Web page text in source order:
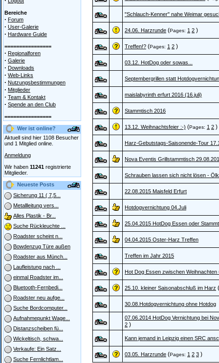
Bereiche
· Forum
· User-Galerie
· Hardware Guide
================
· Regionalforen
· Galerie
· Downloads
· Web-Links
· Nutzungsbestimmungen
· Mitglieder
· Team & Kontakt
· Spende an den Club
================
Wer ist online?
Aktuell sind hier 1108 Besucher
und 1 Mitglied online.
Anmeldung
Wir haben 11241 registrierte
Mitglieder.
Neueste Posts
Sicherung 11 ( 7,5...
Metallleitung vers...
Alles Plastik - Br...
Suche Rückleuchte ...
Roadster scheint n...
Bowdenzug Türe außen
Roadster aus Münch...
Laufleistung nach ...
einmal Roadster im...
Bluetooth-Fernbedi...
Roadster neu aufge...
Suche Bordcomputer...
Aufnahmepunkt Wage...
Distanzscheiben fü...
Wickeltisch, schwa...
Verkaufe: Ein Satz...
Suche Fernlichtlam...
"Schlauch-Kenner" nahe Weimar
24.06. Harzrunde (Pages: 1 2 )
Treffen!? (Pages: 1 2 )
03.12. HotDog oder sowas...
Septembergrillen statt
maislabyrinth erfurt 2016 (16.juli)
Stammtisch 2016
13.12. Weihnachtsfeier :-) (Pages: 1 2 )
Harz-Gebutstags-Saisonende-Tour
Nova Eventis Grillstammtisch
Schrauben lassen sich nicht lösen -
22.08.2015 Maisfeld Erfurt
Hotdogvernichtung 04.Juli
25.04.2015 HotDog Essen oder
04.04.2015 Oster-Harz Treffen
Treffen im Jahr 2015
Hot Dog Essen zwischen Weihnachten
25.10. kleiner Saisonabschluß im Harz (
30.08.Hotdogvernichtung ohne Hotdog
07.06.2014 HotDog Vernichtung bei
2 )
Kann jemand in Leipzig einen SRC
03.05. Harzrunde (Pages: 1 2 3 )